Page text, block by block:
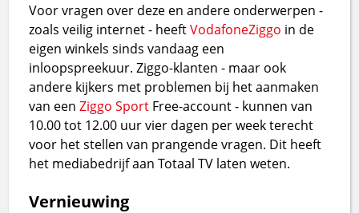
Voor vragen over deze en andere onderwerpen -
zoals veilig internet - heeftVodafoneZiggo in de
eigen winkels sinds vandaag een
inloopspreekuur. Ziggo-klanten - maar ook
andere kijkers met problemen bij het aanmaken
van eenZiggo Sport Free-account - kunnen van
10.00 tot 12.00 uur vier dagen per week terecht
voor het stellen van prangende vragen. Dit heeft
het mediabedrijf aan Totaal TV laten weten.
Vernieuwing